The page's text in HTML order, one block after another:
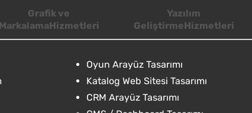
Grafik ve
MarkalamaHizmetleri
Yazılım
GeliştirmeHizmetleri
Oyun Arayüz Tasarımı
Katalog Web Sitesi Tasarımı
CRM Arayüz Tasarımı